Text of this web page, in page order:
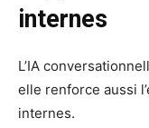
internes
L’IA
elle renforce aussi
internes.